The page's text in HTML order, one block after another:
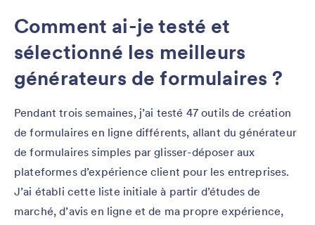
Comment ai-je testé et
sélectionné les meilleurs
générateurs de formulaires ?
Pendant trois semaines, j’ai testé 47 outils de création
de formulaires en ligne différents, allant du générateur
de formulaires simples par glisser-déposer aux
plateformes d’expérience client pour les entreprises.
J’ai établi cette liste initiale à partir d’études de
marché, d’avis en ligne et de ma propre expérience,